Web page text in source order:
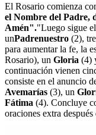
El Rosario comienza
el Nombre del Padre,
Amén"."Luego sigue el
unPadrenuestro (2),
para aumentar la fe, la
Rosario), un Gloria (4)
continuación vienen
consiste en el anuncio
Avemarías (3), un
Fátima (4). Concluye
oraciones extra después